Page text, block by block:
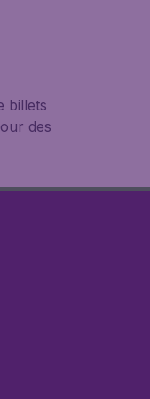
billets
des